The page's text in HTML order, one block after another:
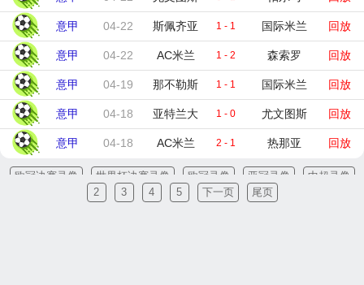
意甲 04-22 斯佩齐亚 1 - 1 国际米兰 回放
意甲 04-22 AC米兰 1 - 2 森索罗 回放
意甲 04-19 那不勒斯 1 - 1 国际米兰 回放
意甲 04-18 亚特兰大 1 - 0 尤文图斯 回放
意甲 04-18 AC米兰 2 - 1 热那亚 回放
欧冠决赛录像 世界杯决赛录像 欧冠录像 亚冠录像
中超录像
德甲录像 意甲录像 西甲录像
2 3 4 5 下一页 尾页